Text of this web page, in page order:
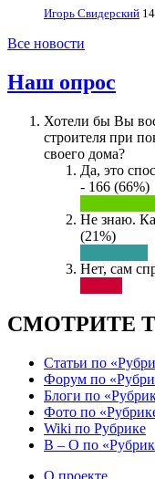
Игорь Свидерский
Все новости
Наш опрос
Хотели бы Вы
строителя при
своего дома?
Да, это
- 166 (66%)
Не знаю.
(21%)
Нет, сам
СМОТРИТЕ
Статьи по
Форум по
Блоги по
Фото по
Wiki по Рубрике
В – О по
О проекте